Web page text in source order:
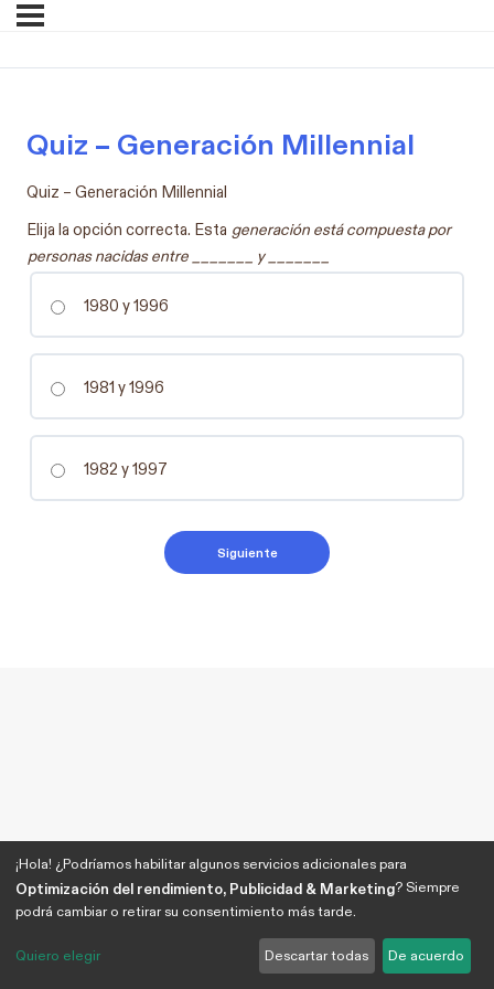
Quiz – Generación Millennial
Quiz – Generación Millennial
Elija la opción correcta. Esta generación está compuesta por
personas nacidas entre _______ y _______
1980 y 1996
1981 y 1996
1982 y 1997
¡Hola! ¿Podríamos habilitar algunos servicios adicionales para
Optimización del rendimiento, Publicidad & Marketing? Siempre
podrá cambiar o retirar su consentimiento más tarde.
Quiero elegir Descartar todas De acuerdo